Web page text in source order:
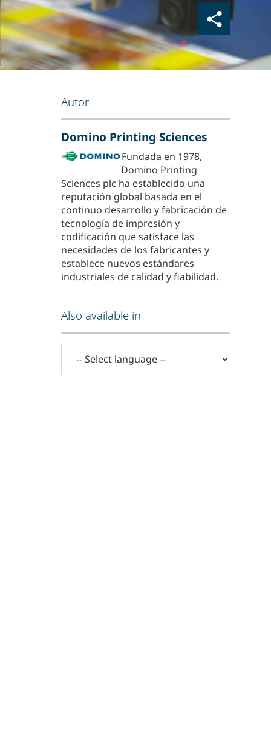
Autor
Domino Printing Sciences
Fundada en 1978,
Domino Printing
Sciences plc ha establecido una
reputación global basada en el
continuo desarrollo y fabricación de
tecnología de impresión y
codificación que satisface las
necesidades de los fabricantes y
establece nuevos estándares
industriales de calidad y fiabilidad.
Also available in